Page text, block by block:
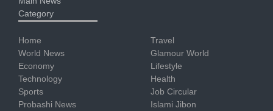
Category
Home
World News
Economy
Technology
Sports
Probashi News
Travel
Glamour World
Lifestyle
Health
Job Circular
Islami Jibon